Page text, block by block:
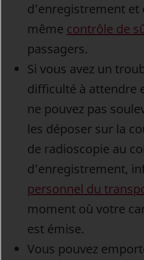
d’enregistrement et
même contrôle de
passagers.
Si vous avez un
difficulté à attendre
ne pouvez pas
les déposer sur la
de radioscopie au
d’enregistrement,
personnel du
moment où votre
est émise.
Vous pouvez